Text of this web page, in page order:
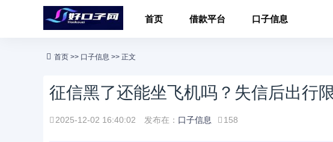
首页 借款平台 口子信息
首页 >> 口子信息 >> 正文
征信黑了还能坐飞机吗？失信后出行
2025-12-02 16:40:02 发布在： 口子信息 158